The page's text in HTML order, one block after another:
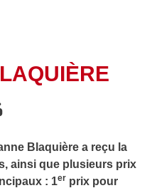
Blaquière a reçu la
ainsi que plusieurs prix
: 1er prix pour